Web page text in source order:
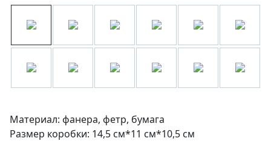
Материал: фанера, фетр, бумага
Размер коробки: 14,5 см*11 см*10,5 см